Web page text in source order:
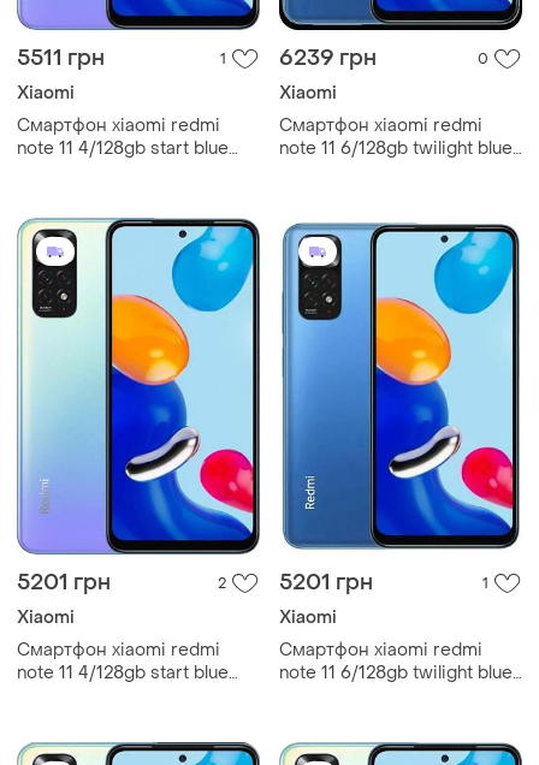
5511 грн 1
Xiaomi
Смартфон xiaomi redmi
note 11 4/128gb start blue
6239 грн 0
Xiaomi
Смартфон xiaomi redmi
note 11 6/128gb twilight blue
5201 грн 2
Xiaomi
Смартфон xiaomi redmi
note 11 4/128gb start blue
5201 грн 1
Xiaomi
Смартфон xiaomi redmi
note 11 6/128gb twilight blue